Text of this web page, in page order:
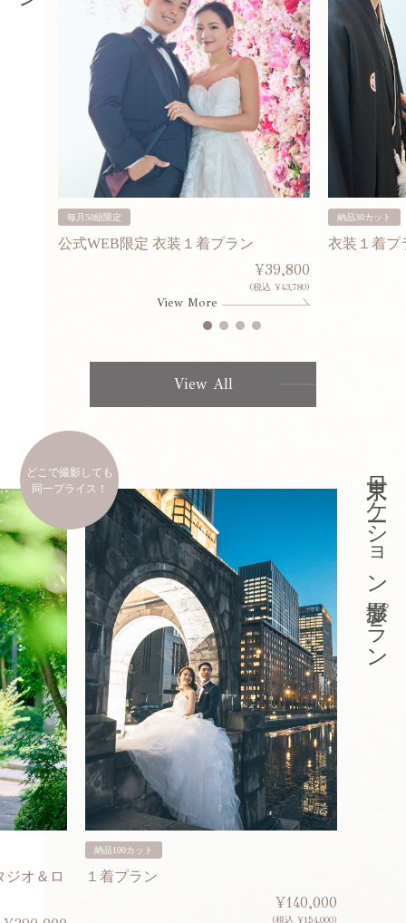
毎月50組限定
公式WEB限定 衣装１着プラン
¥39,800
(税込 ¥43,780)
View More
納品30カット
衣装１着プ
View All
どこで撮影しても
同一プライス！
ジオ＆ロ
納品100カット
１着プラン
¥140,000
(税込 ¥154,000)
東京ロケーション撮影プラン